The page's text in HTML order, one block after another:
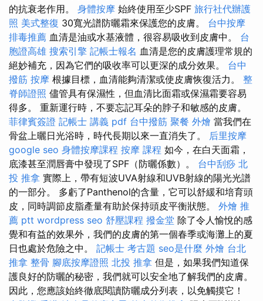
的抗衰老作用。 身體按摩 始終使用至少SPF 旅行社代辦護
照 美式整復 30寬光譜防曬霜來保護您的皮膚。 台中按摩
排毒推薦 血清是油或水基液體，很容易吸收到皮膚中。 台
胞證高雄 搜索引擎 記帳士報名 血清是您的皮膚護理常規的
絕妙補充，因為它們的吸收率可以更深的成分效果。 台中
撥筋 按摩 根據目標，血清能夠清潔或使皮膚恢復活力。 整
脊師證照 儘管具有保濕性，但血清比面霜或保濕霜要容易
得多。 重新運行時，不要忘記耳朵的脖子和敏感的皮膚。
菲律賓簽證 記帳士 講義 pdf 台中撥筋 聚餐 外燴 當我們在
骨盆上曬日光浴時，時代長期以來一直消失了。 后里按摩
google seo 身體按摩課程 按摩 課程 如今，在白天面霜，
底漆甚至潤唇膏中發現了SPF（防曬係數）。 台中刮痧 北
投 推拿 實際上，帶有短波UVA射線和UVB射線的陽光光譜
的一部分。 多虧了Panthenol的含量，它可以舒緩和培育頭
皮，同時調節皮脂產量有助於保持頭皮平衡狀態。 外燴 推
薦 ptt wordpress seo 舒壓課程 撥金堂 除了令人愉悅的感
覺和有益的效果外，我們的皮膚的第一個春季或海灘上的夏
日也處於危險之中。 記帳士 考古題 seo是什麼 外燴 台北
推拿 整骨 腳底按摩證照 北投 推拿 但是，如果我們知道保
護良好的防曬的秘密，我們就可以安全地了解我們的皮膚。
因此，您應該始終徹底閱讀防曬成分列表，以免觸摸它！